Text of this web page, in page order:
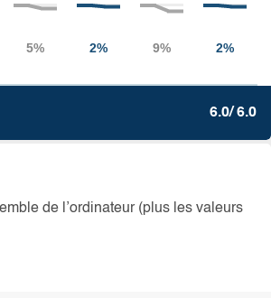
6.0/ 6.0
de l’ordinateur (plus les valeurs